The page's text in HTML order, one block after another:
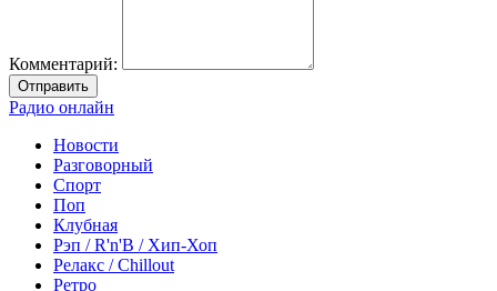
Комментарий:
Отправить
Радио онлайн
Новости
Разговорный
Спорт
Поп
Клубная
Рэп / R'n'B / Хип-Хоп
Релакс / Chillout
Ретро